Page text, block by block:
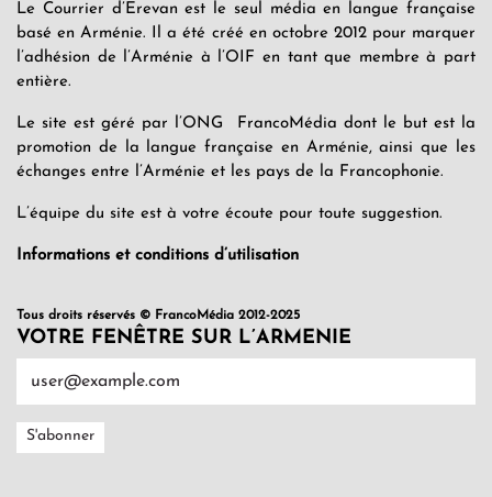
Le Courrier d’Erevan est le seul média en langue française
basé en Arménie. Il a été créé en octobre 2012 pour marquer
l’adhésion de l’Arménie à l’OIF en tant que membre à part
entière.
Le site est géré par l’ONG FrancoMédia dont le but est la
promotion de la langue française en Arménie, ainsi que les
échanges entre l’Arménie et les pays de la Francophonie.
L’équipe du site est à votre écoute pour toute suggestion.
Informations et conditions d’utilisation
Tous droits réservés © FrancoMédia 2012-2025
VOTRE FENÊTRE SUR L’ARMENIE